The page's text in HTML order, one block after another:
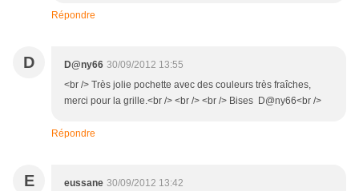
Répondre
D D@ny66 30/09/2012 13:55
<br /> Très jolie pochette avec des couleurs très fraîches,
merci pour la grille.<br /> <br /> <br /> Bises D@ny66<br />
Répondre
E eussane 30/09/2012 13:42